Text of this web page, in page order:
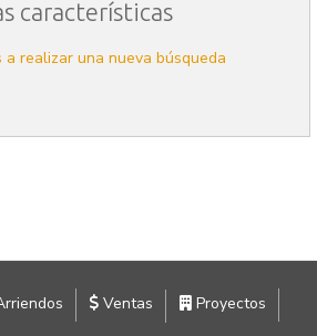
características
a realizar una nueva búsqueda
Ventas Proyectos